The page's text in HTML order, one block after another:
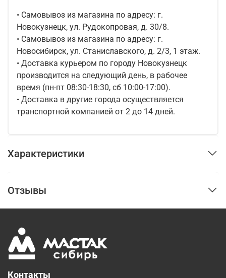
• Самовывоз из магазина по адресу: г.
Новокузнецк, ул. Рудокопровая, д. 30/8.
• Самовывоз из магазина по адресу: г.
Новосибирск, ул. Станиславского, д. 2/3, 1 этаж.
• Доставка курьером по городу Новокузнецк
производится на следующий день, в рабочее
время (пн-пт 08:30-18:30, сб 10:00-17:00).
• Доставка в другие города осуществляется
транспортной компанией от 2 до 14 дней.
Характеристики
Отзывы
Контакты